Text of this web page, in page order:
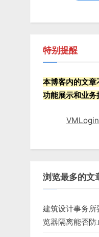
特别提醒
本博客内的文
功能展示和业务
浏览最多的文
建筑设计事务
览器隔离能否防